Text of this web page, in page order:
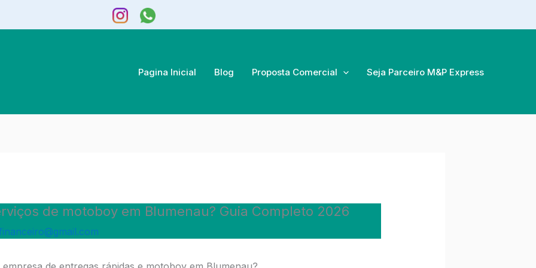
Pagina Inicial Blog Proposta Comercial Seja Parceiro M&P Express
de motoboy em Blumenau? Guia Completo 2026